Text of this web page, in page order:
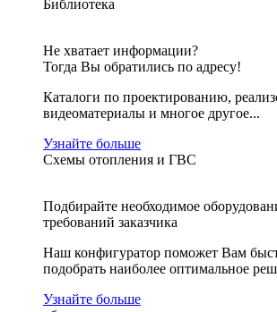
Библиотека
Не хватает информации?
Тогда Вы обратились по адресу!
Каталоги по проектированию,
видеоматериалы и многое другое...
Узнайте больше
Схемы отопления и ГВС
Подбирайте необходимое
требований заказчика
Наш конфигуратор поможет Вам
подобрать наиболее оптимальное
Узнайте больше